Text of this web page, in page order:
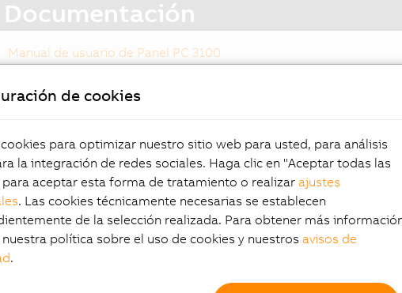
Documentación
Manual de usuario de Panel PC 3100
destacados
táctil resistiva analógica
desde WXGA de 10,1" hasta
de 19"
Intel Core i
compactas
Panel
Mientras que el
controlar paneles
y una pantalla en un
puede combinar
en un armario con
de cookies
para optimizar nuestro sitio web para usted, para análisis
la integración de redes sociales. Haga clic en "Aceptar todas las
aceptar esta forma de tratamiento o realizar ajustes
. Las cookies técnicamente necesarias se establecen
de la selección realizada. Para obtener más
política sobre el uso de cookies y nuestros avisos de
.